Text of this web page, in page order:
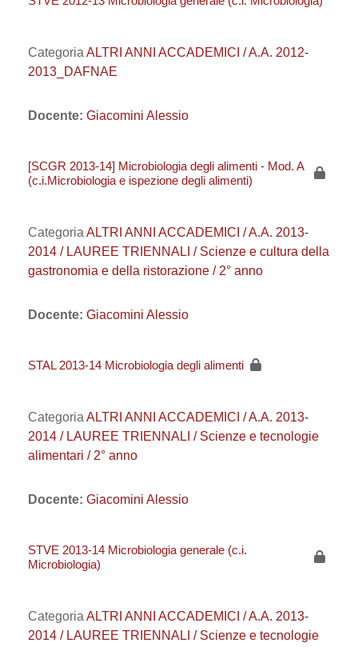
Categoria ALTRI ANNI ACCADEMICI / A.A. 2012-
2013_DAFNAE
Docente: Giacomini Alessio
[SCGR 2013-14] Microbiologia degli alimenti - Mod. A
(c.i.Microbiologia e ispezione degli alimenti)
Categoria ALTRI ANNI ACCADEMICI / A.A. 2013-
2014 / LAUREE TRIENNALI / Scienze e cultura della
gastronomia e della ristorazione / 2° anno
Docente: Giacomini Alessio
STAL 2013-14 Microbiologia degli alimenti
Categoria ALTRI ANNI ACCADEMICI / A.A. 2013-
2014 / LAUREE TRIENNALI / Scienze e tecnologie
alimentari / 2° anno
Docente: Giacomini Alessio
STVE 2013-14 Microbiologia generale (c.i.
Microbiologia)
Categoria ALTRI ANNI ACCADEMICI / A.A. 2013-
2014 / LAUREE TRIENNALI / Scienze e tecnologie